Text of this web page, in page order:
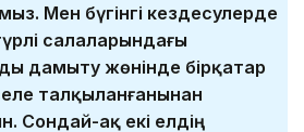
Мен бүгінгі кездесулерде
салаларындағы
дамыту жөнінде бірқатар
талқыланғанынан
Сондай-ақ екі елдің